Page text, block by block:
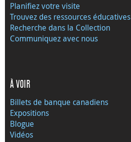
Planifiez votre visite
Trouvez des ressources éducatives
Recherche dans la Collection
Communiquez avec nous
À VOIR
Billets de banque canadiens
Expositions
Blogue
Vidéos